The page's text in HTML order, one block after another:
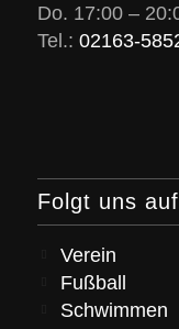
Do. 17:00 –
Tel.: 02163-
Folgt uns
Verein
Fußball
Schwimmen